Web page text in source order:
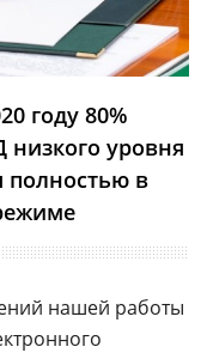
году 80%
низкого уровня
полностью в
нашей работы